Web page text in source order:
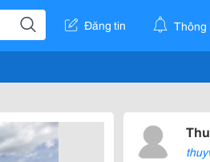
Đăng tin Thông